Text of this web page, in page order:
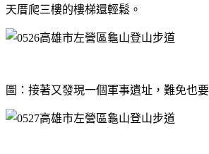
天厝爬三樓的樓梯還輕鬆。
圖：接著又發現一個軍事遺址，難免也